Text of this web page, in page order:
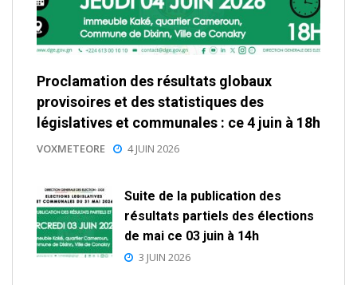
Proclamation des résultats globaux
provisoires et des statistiques des
législatives et communales : ce 4 juin à 18h
VOXMETEORE 4 JUIN 2026
Suite de la publication des
résultats partiels des élections
de mai ce 03 juin à 14h
3 JUIN 2026